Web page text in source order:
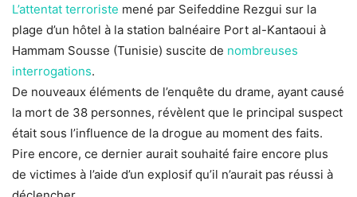
L’attentat terroriste mené par Seifeddine Rezgui sur la
plage d’un hôtel à la station balnéaire Port al-Kantaoui à
Hammam Sousse (Tunisie) suscite de nombreuses
interrogations.
De nouveaux éléments de l’enquête du drame, ayant causé
la mort de 38 personnes, révèlent que le principal suspect
était sous l’influence de la drogue au moment des faits.
Pire encore, ce dernier aurait souhaité faire encore plus
de victimes à l’aide d’un explosif qu’il n’aurait pas réussi à